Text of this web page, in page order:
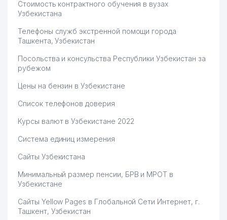
Стоимость контрактного обучения в вузах
Узбекистана
Телефоны служб экстренной помощи города
Ташкента, Узбекистан
Посольства и консульства Республики Узбекистан за
рубежом
Цены на бензин в Узбекистане
Список телефонов доверия
Курсы валют в Узбекистане 2022
Система единиц измерения
Сайты Узбекистана
Минимальный размер пенсии, БРВ и МРОТ в
Узбекистане
Сайты Yellow Pages в Глобальной Сети Интернет, г.
Ташкент, Узбекистан